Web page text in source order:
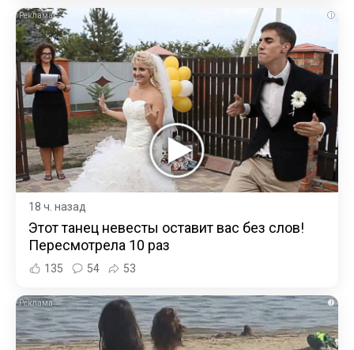
i
18 ч. назад
Этот танец невесты оставит вас без слов!
Пересмотрела 10 раз
135 54 53
i